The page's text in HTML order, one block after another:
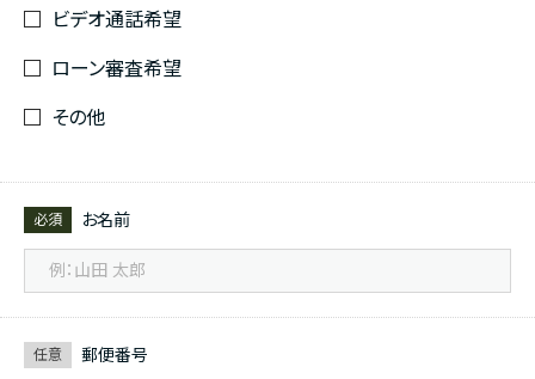
ビデオ通話希望
ローン審査希望
その他
必須 お名前
任意 郵便番号